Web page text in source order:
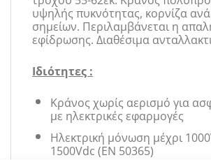
υψηλής πυκνότητας, κορνίζα
σημείων. Περιλαμβάνεται η
εφίδρωσης. Διαθέσιμα
Ιδιότητες :
Κράνος χωρίς αερισμό για
με ηλεκτρικές εφαρμογές
Ηλεκτρική μόνωση μέχρι
1500Vdc (EN 50365)